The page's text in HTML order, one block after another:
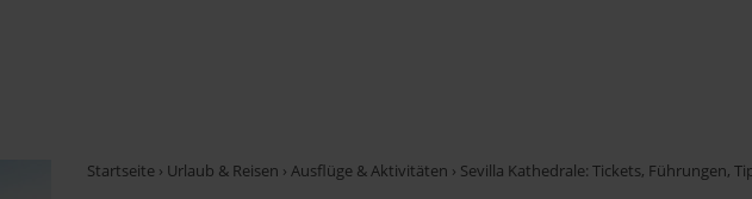
Startseite › Urlaub & Reisen › Ausflüge & Aktivitäten › Sevilla Kathedrale: Tickets, Führungen,